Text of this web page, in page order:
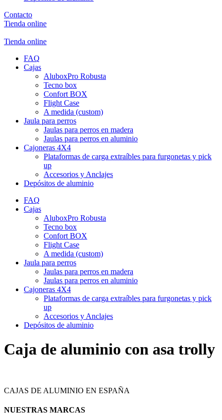
Contacto
Tienda online
Tienda online
FAQ
Cajas
AluboxPro Robusta
Tecno box
Confort BOX
Flight Case
A medida (custom)
Jaula para perros
Jaulas para perros en madera
Jaulas para perros en aluminio
Cajoneras 4X4
Plataformas de carga extraíbles para furgonetas y pick
up
Accesorios y Anclajes
Depósitos de aluminio
FAQ
Cajas
AluboxPro Robusta
Tecno box
Confort BOX
Flight Case
A medida (custom)
Jaula para perros
Jaulas para perros en madera
Jaulas para perros en aluminio
Cajoneras 4X4
Plataformas de carga extraíbles para furgonetas y pick
up
Accesorios y Anclajes
Depósitos de aluminio
Caja de aluminio con asa trolly
CAJAS DE ALUMINIO EN ESPAÑA
NUESTRAS MARCAS